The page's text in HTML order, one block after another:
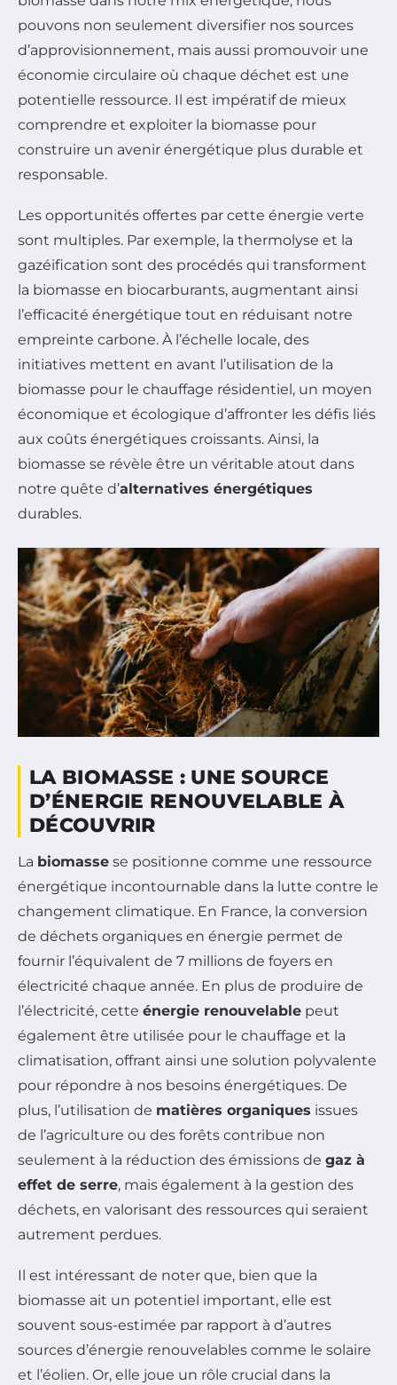
pouvons non seulement diversifier nos sources
d’approvisionnement, mais aussi promouvoir une
économie circulaire où chaque déchet est une
potentielle ressource. Il est impératif de mieux
comprendre et exploiter la biomasse pour
construire un avenir énergétique plus durable et
responsable.
Les opportunités offertes par cette énergie verte
sont multiples. Par exemple, la thermolyse et la
gazéification sont des procédés qui transforment
la biomasse en biocarburants, augmentant ainsi
l’efficacité énergétique tout en réduisant notre
empreinte carbone. À l’échelle locale, des
initiatives mettent en avant l’utilisation de la
biomasse pour le chauffage résidentiel, un moyen
économique et écologique d’affronter les défis liés
aux coûts énergétiques croissants. Ainsi, la
biomasse se révèle être un véritable atout dans
notre quête d’alternatives énergétiques
durables.
LA BIOMASSE : UNE SOURCE
D’ÉNERGIE RENOUVELABLE À
DÉCOUVRIR
La biomasse se positionne comme une ressource
énergétique incontournable dans la lutte contre le
changement climatique. En France, la conversion
de déchets organiques en énergie permet de
fournir l’équivalent de 7 millions de foyers en
électricité chaque année. En plus de produire de
l’électricité, cette énergie renouvelable peut
également être utilisée pour le chauffage et la
climatisation, offrant ainsi une solution polyvalente
pour répondre à nos besoins énergétiques. De
plus, l’utilisation de matières organiques issues
de l’agriculture ou des forêts contribue non
seulement à la réduction des émissions de gaz à
effet de serre, mais également à la gestion des
déchets, en valorisant des ressources qui seraient
autrement perdues.
Il est intéressant de noter que, bien que la
biomasse ait un potentiel important, elle est
souvent sous-estimée par rapport à d’autres
sources d’énergie renouvelables comme le solaire
et l’éolien. Or, elle joue un rôle crucial dans la